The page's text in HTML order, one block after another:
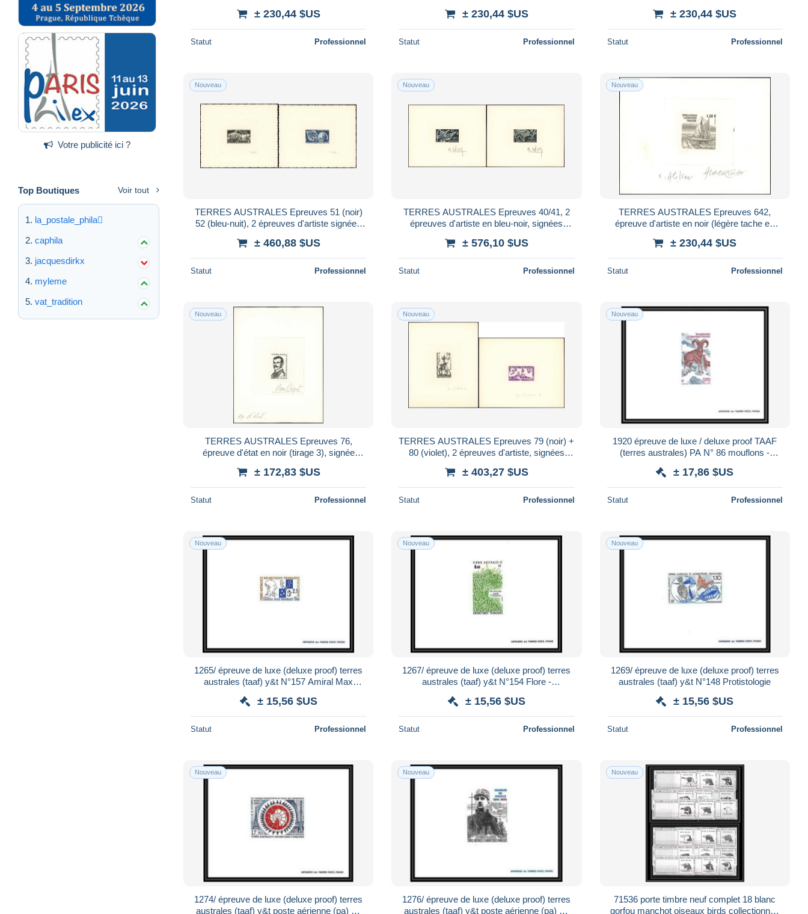
Votre publicité ici ?
Top Boutiques Voir tout
la_postale_phila
caphila
jacquesdirkx
myleme
vat_tradition
± 230,44 $US
Statut Professionnel
± 230,44 $US
Statut Professionnel
± 230,44 $US
Statut Professionnel
Nouveau
TERRES AUSTRALES Epreuves 51 (noir)
52 (bleu-nuit), 2 épreuves d'artiste signées
± 460,88 $US
Statut Professionnel
Nouveau
TERRES AUSTRALES Epreuves 40/41, 2
épreuves d'artiste en bleu-noir, signées
± 576,10 $US
Statut Professionnel
Nouveau
TERRES AUSTRALES Epreuves 642,
épreuve d'artiste en noir (légère tache en
"Mischi
± 230,44 $US
Statut Professionnel
Nouveau
TERRES AUSTRALES Epreuves 76,
épreuve d'état en noir (tirage 3), signée
± 172,83 $US
Statut Professionnel
Nouveau
TERRES AUSTRALES Epreuves 79 (noir) +
80 (violet), 2 épreuves d'artiste, signées
± 403,27 $US
Statut Professionnel
Nouveau
1920 épreuve de luxe / deluxe proof TAAF
(terres australes) PA N° 86 mouflons -
± 17,86 $US
Statut Professionnel
Nouveau
1265/ épreuve de luxe (deluxe proof) terres
australes (taaf) y&t N°157 Amiral Max
± 15,56 $US
Statut Professionnel
Nouveau
1267/ épreuve de luxe (deluxe proof) terres
australes (taaf) y&t N°154 Flore -
± 15,56 $US
Statut Professionnel
Nouveau
1269/ épreuve de luxe (deluxe proof) terres
australes (taaf) y&t N°148 Protistologie
± 15,56 $US
Statut Professionnel
Nouveau
1274/ épreuve de luxe (deluxe proof) terres
australes (taaf) y&t poste aérienne (pa) N°
Nouveau
1276/ épreuve de luxe (deluxe proof) terres
australes (taaf) y&t poste aérienne (pa) N°
Nouveau
71536 porte timbre neuf complet 18 blanc
gorfou manchot oiseaux birds collectionnez